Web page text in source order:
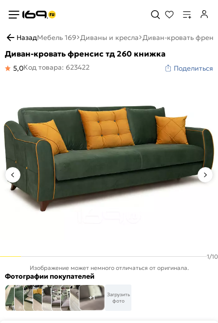
НазадМебель 169 Диваны и кресла Диван-кровать
Диван-кровать френсис тд 260 книжка
5,0Код товара: 623422 Поделиться
1/10
Изображение может немного отличаться от оригинала.
Фотографии покупателей
+1
Загрузить
фото